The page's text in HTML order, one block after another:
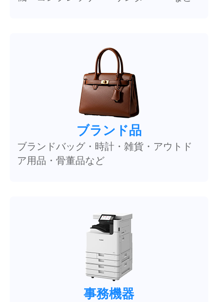
ブランド品
ブランドバッグ・時計・雑貨・アウトド
ア用品・骨董品など
事務機器